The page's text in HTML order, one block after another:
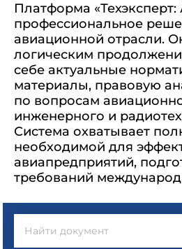
Платформа
профессиональное
авиационной отрасли.
логическим
себе актуальные
материалы, правовую
по вопросам
инженерного и
Система охватывает
необходимой для
авиапредприятий,
требований